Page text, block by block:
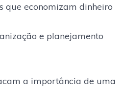
que economizam dinheiro
e planejamento
a importância de uma